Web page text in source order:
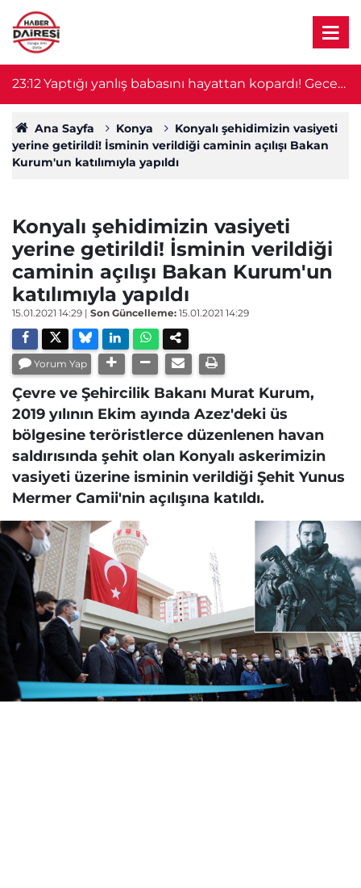
23:12Yaptığı yanlış babasını hayattan kopardı! Gece
nöbeti kabusa döndü
Ana Sayfa Konya
Konyalı şehidimizin vasiyeti
yerine getirildi! İsminin verildiği caminin açılışı Bakan
Kurum'un katılımıyla yapıldı
Konyalı şehidimizin vasiyeti
yerine getirildi! İsminin verildiği
caminin açılışı Bakan Kurum'un
katılımıyla yapıldı
15.01.2021 14:29 | Son Güncelleme: 15.01.2021 14:29
Yorum Yap
Çevre ve Şehircilik Bakanı Murat Kurum,
2019 yılının Ekim ayında Azez'deki üs
bölgesine teröristlerce düzenlenen havan
saldırısında şehit olan Konyalı askerimizin
vasiyeti üzerine isminin verildiği Şehit Yunus
Mermer Camii'nin açılışına katıldı.